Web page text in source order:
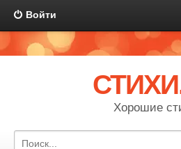
Войти
Хорошие